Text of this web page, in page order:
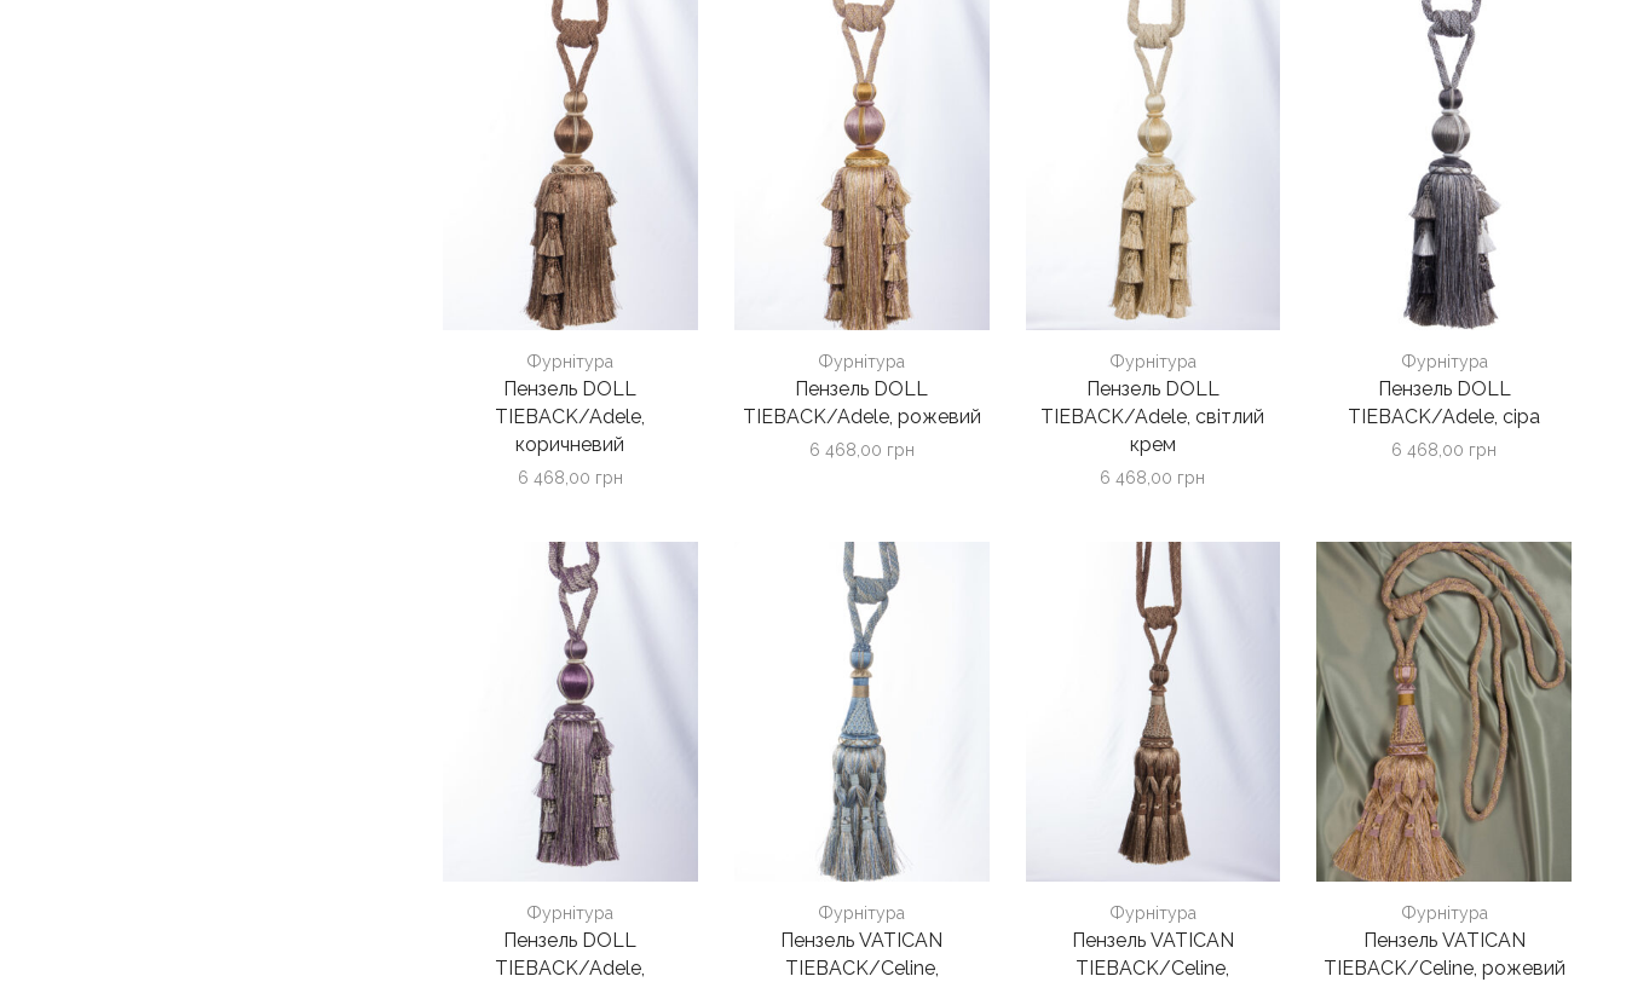
Фурнітура
Пензель DOLL
TIEBACK/Adele,
коричневий
6 468,00 грн
Фурнітура
Пензель DOLL
TIEBACK/Adele, рожевий
6 468,00 грн
Фурнітура
Пензель DOLL
TIEBACK/Adele, світлий
крем
6 468,00 грн
Фурнітура
Пензель DOLL
TIEBACK/Adele, сіра
6 468,00 грн
Фурнітура
Пензель DOLL
TIEBACK/Adele,
Фурнітура
Пензель VATICAN
TIEBACK/Celine,
Фурнітура
Пензель VATICAN
TIEBACK/Celine,
Фурнітура
Пензель VATICAN
TIEBACK/Celine, рожевий